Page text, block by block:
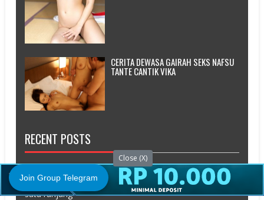
CERITA DEWASA GAIRAH SEKS NAFSU
TANTE CANTIK VIKA
RECENT POSTS
Cerita Dewasa Kuperkosa Cewe Yang Baru Aku Kenal
Cerita Dewasa Kenikmatan bersama dua pria dalam
satu ranjang
Close (X)
Join Group Telegram